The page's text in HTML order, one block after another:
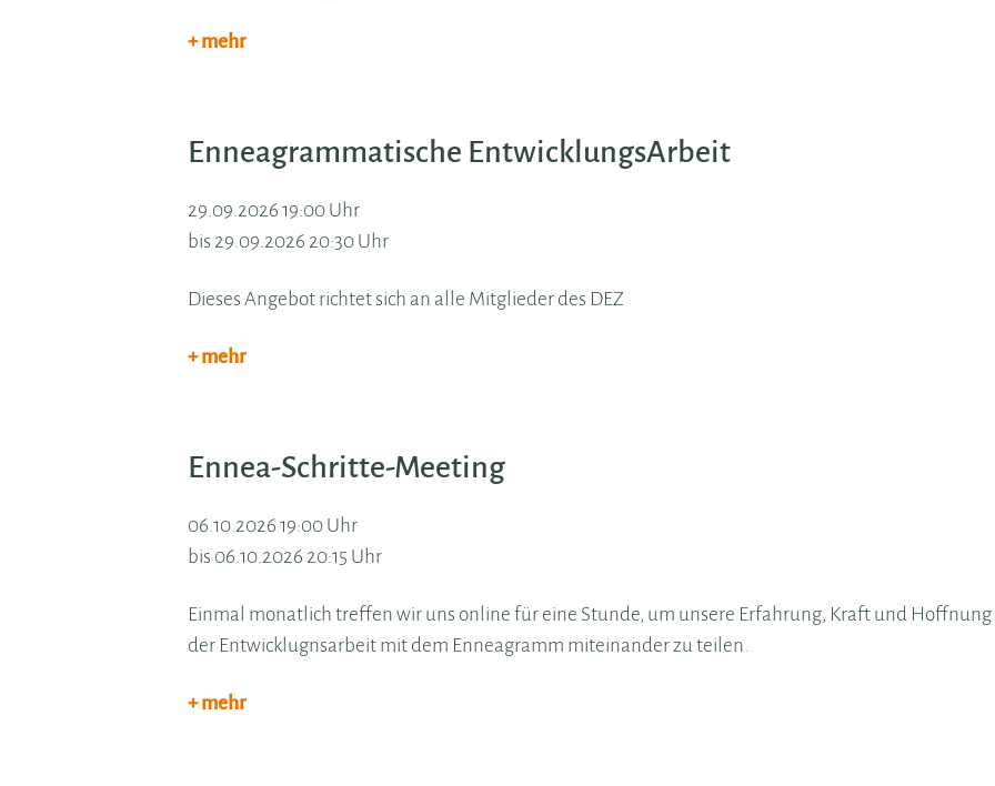
+ mehr
Enneagrammatische EntwicklungsArbeit
29.09.2026 19:00 Uhr
bis 29.09.2026 20:30 Uhr
Dieses Angebot richtet sich an alle Mitglieder des DEZ
+ mehr
Ennea-Schritte-Meeting
06.10.2026 19:00 Uhr
bis 06.10.2026 20:15 Uhr
Einmal monatlich treffen wir uns online für eine Stunde, um unsere Erfahrung, Kraft und Hoffnung
der Entwicklugnsarbeit mit dem Enneagramm miteinander zu teilen.
+ mehr